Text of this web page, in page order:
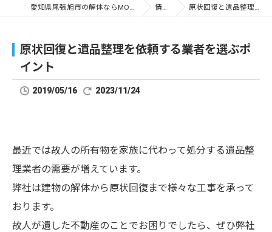
愛知県尾張旭市の解体ならMODEReNO ～原状回復・解体工事のモドリーノ～ 情報ブログ 原状回復と遺品整理を依頼する業者を選ぶポイント
原状回復と遺品整理を依頼する業者を選ぶポ
イント
2019/05/16 2023/11/24
最近では故人の所有物を家族に代わって処分する遺品整
理業者の需要が増えています。
弊社は建物の解体から原状回復まで様々な工事を承って
おります。
故人が遺した不動産のことでお困りでしたら、ぜひ弊社